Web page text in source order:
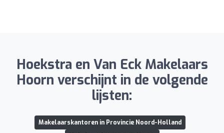
Hoekstra en Van Eck Makelaars
Hoorn verschijnt in de volgende
lijsten:
Makelaarskantoren in Provincie Noord-Holland